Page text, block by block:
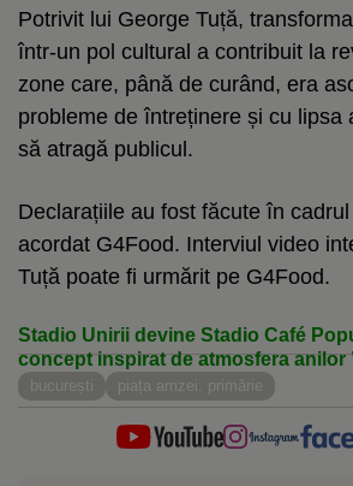
Potrivit lui George Tuță,
într-un pol cultural a contribuit la
zone care, până de curând, era
probleme de întreținere și cu lipsa
să atragă publicul.
Declarațiile au fost făcute în
acordat G4Food. Interviul video
Tuță poate fi urmărit pe G4Food.
Stadio Unirii devine Stadio Café
concept inspirat de atmosfera anilor
bucurești piața amzei. primărie